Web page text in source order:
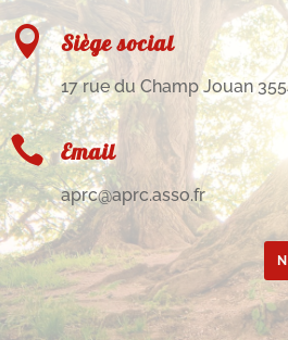
 Siège social
17 rue du Champ Jouan
 Email
aprc@aprc.asso.fr